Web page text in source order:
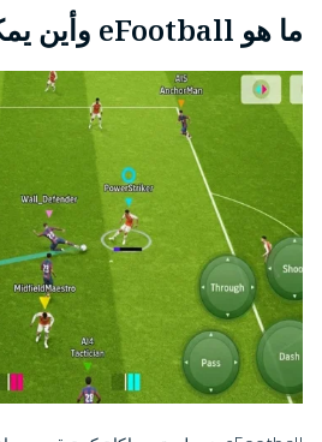
ما هو eFootball وأين يمكن تنزيله؟